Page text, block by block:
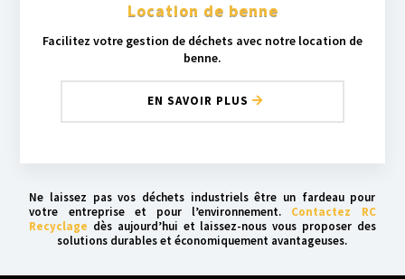
Location de benne
Facilitez votre gestion de déchets avec notre location de
benne.
EN SAVOIR PLUS
Ne laissez pas vos déchets industriels être un fardeau pour
votre entreprise et pour l’environnement. Contactez RC
Recyclage dès aujourd’hui et laissez-nous vous proposer des
solutions durables et économiquement avantageuses.